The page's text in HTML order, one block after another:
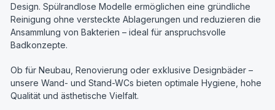
Design. Spülrandlose Modelle ermöglichen eine gründliche
Reinigung ohne versteckte Ablagerungen und reduzieren die
Ansammlung von Bakterien – ideal für anspruchsvolle
Badkonzepte.
Ob für Neubau, Renovierung oder exklusive Designbäder –
unsere Wand- und Stand-WCs bieten optimale Hygiene, hohe
Qualität und ästhetische Vielfalt.